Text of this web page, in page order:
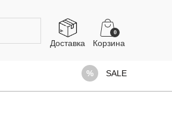
Доставка
0
SALE